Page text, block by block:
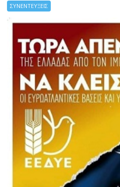
ΣΥΝΕΝΤΕΥΞΕΙΣ